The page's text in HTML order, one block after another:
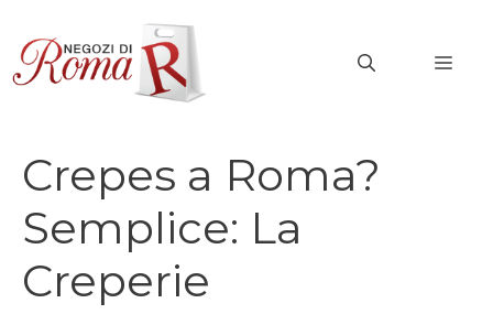
contenuto
Crepes a Roma?
Semplice: La
Creperie